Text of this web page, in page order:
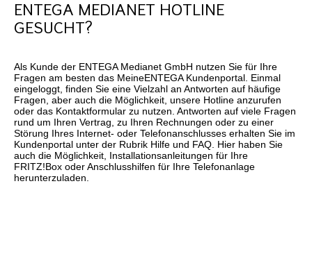
ENTEGA MEDIANET HOTLINE
GESUCHT?
Als Kunde der ENTEGA Medianet GmbH nutzen Sie für Ihre
Fragen am besten das MeineENTEGA Kundenportal. Einmal
eingeloggt, finden Sie eine Vielzahl an Antworten auf häufige
Fragen, aber auch die Möglichkeit, unsere Hotline anzurufen
oder das Kontaktformular zu nutzen. Antworten auf viele Fragen
rund um Ihren Vertrag, zu Ihren Rechnungen oder zu einer
Störung Ihres Internet- oder Telefonanschlusses erhalten Sie im
Kundenportal unter der Rubrik Hilfe und FAQ. Hier haben Sie
auch die Möglichkeit, Installationsanleitungen für Ihre
FRITZ!Box oder Anschlusshilfen für Ihre Telefonanlage
herunterzuladen.